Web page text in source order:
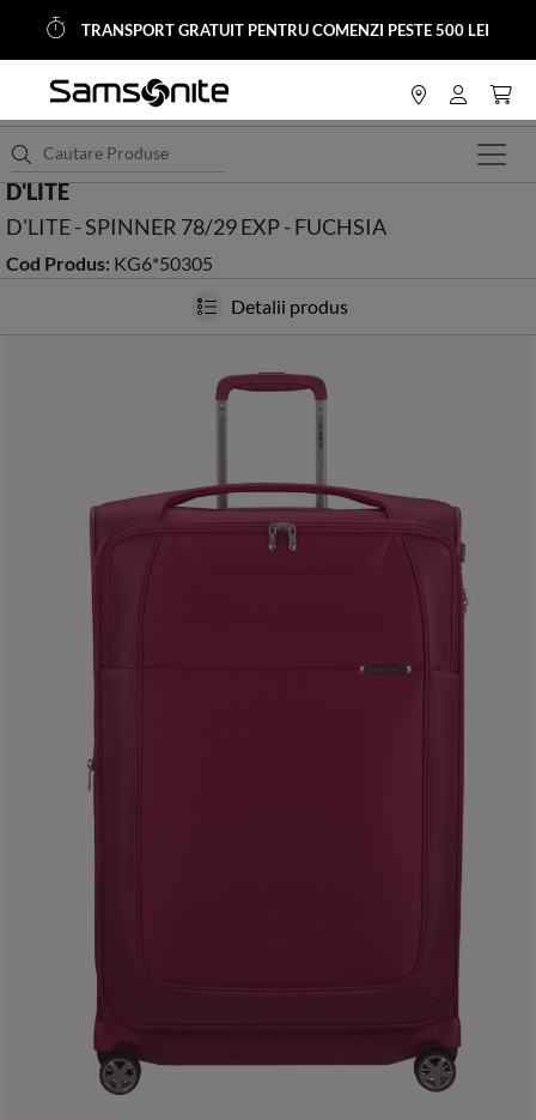
TRANSPORT GRATUIT PENTRU COMENZI PESTE 500 LEI
<HOME
D'LITE
D'LITE - SPINNER 78/29 EXP - FUCHSIA
Cod Produs: KG6*50305
Detalii produs